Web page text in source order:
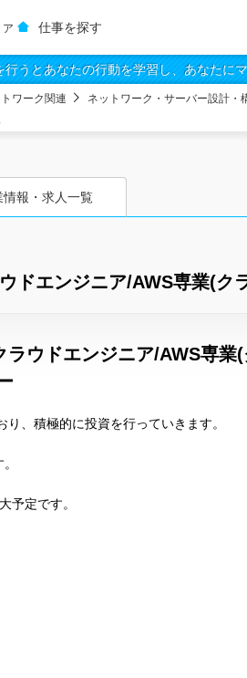
ア 仕事を探す
行うとあなたの行動を学習し、あなたに
ワーク関連 ネットワーク・サーバー設計・
情報・求人一覧
ドエンジニア/AWS専業(ク
ラウドエンジニア/AWS専業
、積極的に投資を行っていきます。
予定です。